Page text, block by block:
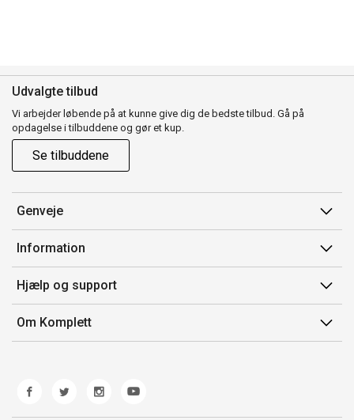
Udvalgte tilbud
Vi arbejder løbende på at kunne give dig de bedste tilbud. Gå på
opdagelse i tilbuddene og gør et kup.
Se tilbuddene
Genveje
Min side
Ordrehistorik
Gavekort
Information
Salgsbetingelser
Mærker/producent
Fortrydelsesret
Hjælp og support
Kontakt os
Kundeservice
Fejl/Mangler
Fragt og levering
Om Komplett